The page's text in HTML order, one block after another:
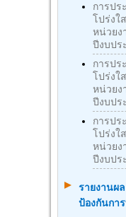
การปร
โปร่งใ
หน่วยง
ปีงบปร
การปร
โปร่งใ
หน่วยง
ปีงบปร
การปร
โปร่งใ
หน่วยง
ปีงบปร
รายงานผ
ป้องกันกา